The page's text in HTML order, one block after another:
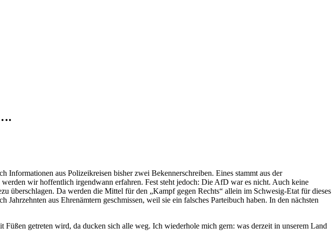
Informationen aus Polizeikreisen bisher zwei Bekennerschreiben. Eines stammt aus der
wir hoffentlich irgendwann erfahren. Fest steht jedoch: Die AfD war es nicht. Auch keine
überschlagen. Da werden die Mittel für den „Kampf gegen Rechts“ allein im Schwesig-Etat für dieses
aus Ehrenämtern geschmissen, weil sie ein falsches Parteibuch haben. In den nächsten
getreten wird, da ducken sich alle weg. Ich wiederhole mich gern: was derzeit in unserem Land